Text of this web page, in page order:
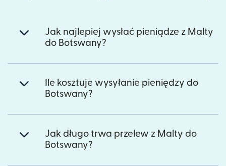
Jak najlepiej wysłać pieniądze z Malty
do Botswany?
Ile kosztuje wysyłanie pieniędzy do
Botswany?
Jak długo trwa przelew z Malty do
Botswany?